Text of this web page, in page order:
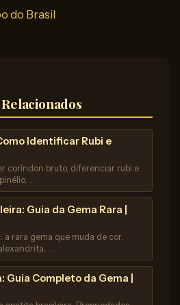
do Brasil
Identificar Rubi e
coríndon bruto, diferenciar rubi e
…
Guia da Gema Rara |
rara gema que muda de cor.
…
Completo da Gema |